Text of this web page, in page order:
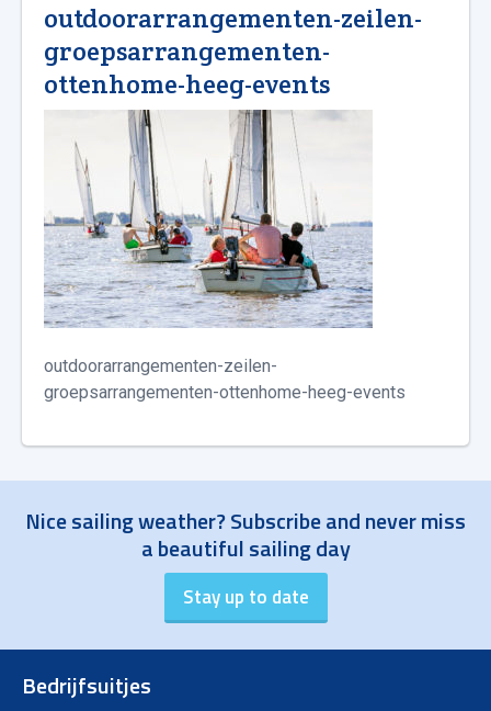
outdoorarrangementen-zeilen-
groepsarrangementen-
ottenhome-heeg-events
outdoorarrangementen-zeilen-
groepsarrangementen-ottenhome-heeg-events
Nice sailing weather? Subscribe and never miss
a beautiful sailing day
Bedrijfsuitjes